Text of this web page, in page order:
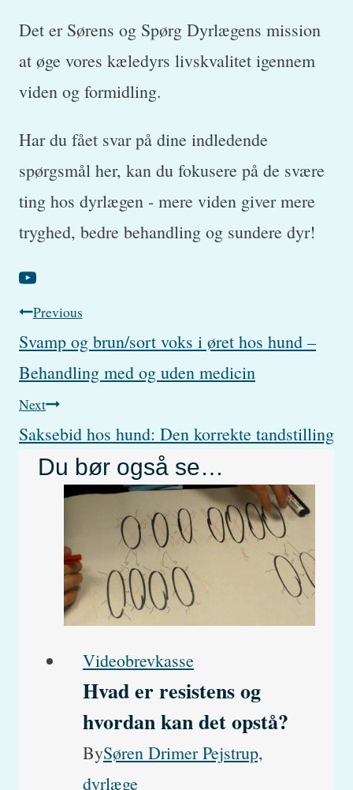
Det er Sørens og Spørg Dyrlægens mission
at øge vores kæledyrs livskvalitet igennem
viden og formidling.
Har du fået svar på dine indledende
spørgsmål her, kan du fokusere på de svære
ting hos dyrlægen - mere viden giver mere
tryghed, bedre behandling og sundere dyr!
Post
navigation
Previous
Svamp og brun/sort voks i øret hos hund –
Behandling med og uden medicin
Next
Saksebid hos hund: Den korrekte tandstilling
Du bør også se…
Videobrevkasse
Hvad er resistens og
hvordan kan det opstå?
BySøren Drimer Pejstrup,
dyrlæge